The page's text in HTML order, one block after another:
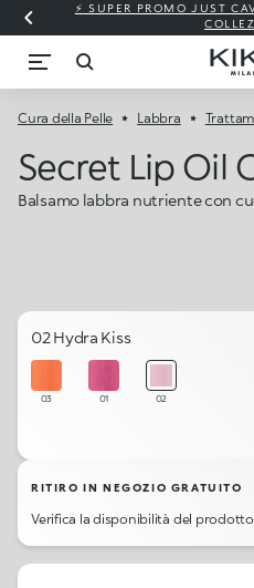
⚡ SUPER PROMO JUST
Cura della Pelle Labbra
Secret Lip Oil
Balsamo labbra nutriente con
02 Hydra Kiss
03 01 02
RITIRO IN NEGOZIO GRATUITO
Verifica la disponibilità del